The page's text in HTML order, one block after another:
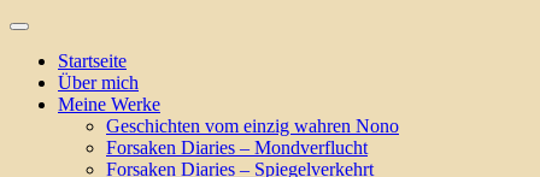
Skip
contentStartseite
Über mich
Meine Werke
Geschichten vom einzig wahren Nono
Forsaken Diaries – Mondverflucht
Forsaken Diaries – Spiegelverkehrt